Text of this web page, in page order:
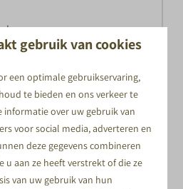
vr 4 september
September
Boek
gebruik van cookies
een optimale gebruikservaring,
te bieden en ons verkeer te
informatie over uw gebruik van
voor social media, adverteren en
deze gegevens combineren
u aan ze heeft verstrekt of die ze
van uw gebruik van hun